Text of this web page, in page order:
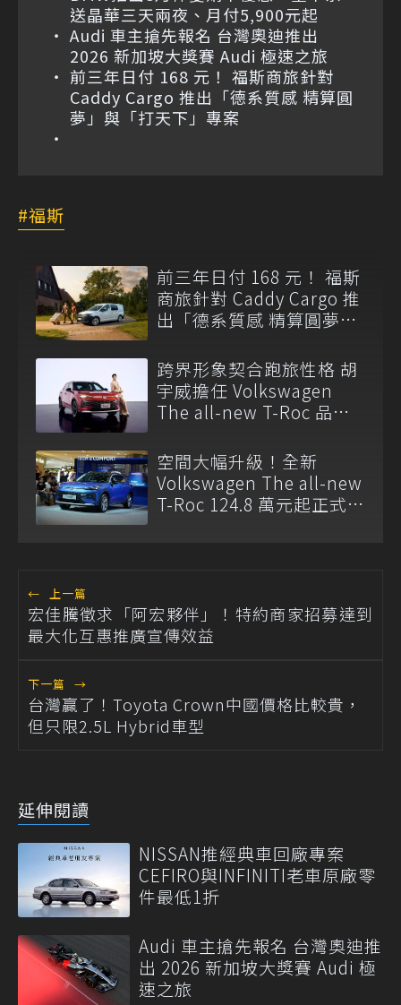
送晶華三天兩夜、月付5,900元起
Audi 車主搶先報名 台灣奧迪推出
2026 新加坡大獎賽 Audi 極速之旅
前三年日付 168 元！ 福斯商旅針對
Caddy Cargo 推出「德系質感 精算圓
夢」與「打天下」專案
福斯
前三年日付 168 元！ 福斯
商旅針對 Caddy Cargo 推
出「德系質感 精算圓夢」
跨界形象契合跑旅性格 胡
宇威擔任 Volkswagen
The all-new T-Roc 品牌
空間大幅升級！全新
Volkswagen The all-new
T-Roc 124.8 萬元起正式上
← 上一篇
宏佳騰徵求「阿宏夥伴」！特約商家招募達到
最大化互惠推廣宣傳效益
下一篇 →
台灣贏了！Toyota Crown中國價格比較貴，
但只限2.5L Hybrid車型
延伸閱讀
NISSAN推經典車回廠專案
CEFIRO與INFINITI老車原廠零
件最低1折
Audi 車主搶先報名 台灣奧迪推
出 2026 新加坡大獎賽 Audi 極
速之旅